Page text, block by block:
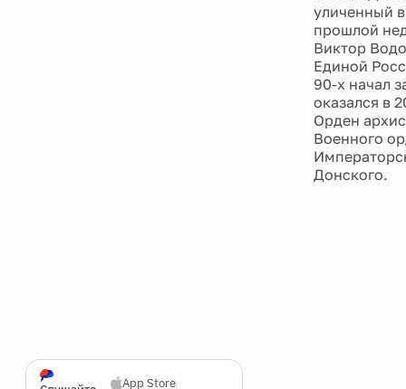
App Store
уличенный
прошлой
Виктор
Единой
90-х начал
оказался в
Орден
Военного
Донского.